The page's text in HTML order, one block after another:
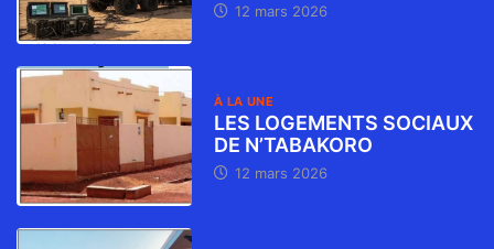
12 mars 2026
À LA UNE
LES LOGEMENTS SOCIAUX
DE N’TABAKORO
12 mars 2026